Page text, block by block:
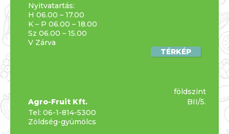
Nyitvatartás:
H 06.00 – 17.00
K – P 06.00 – 18.00
Sz 06.00 – 15.00
V Zárva
TÉRKÉP
Agro-Fruit Kft.
Tel: 06-1-814-5300
Zöldség-gyümölcs
földszint
BII/5.